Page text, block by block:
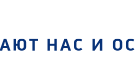
НАС И